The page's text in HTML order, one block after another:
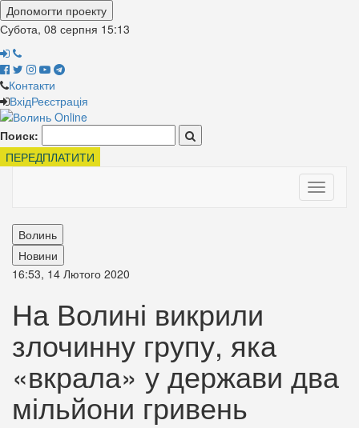
Допомогти проекту
Субота, 08 серпня 15:13
Контакти
ВхідРеєстрація
Поиск:
ПЕРЕДПЛАТИТИ
Toggle
Волинь
Новини
16:53, 14 Лютого 2020
На Волині викрили
злочинну групу, яка
«вкрала» у держави два
мільйони гривень